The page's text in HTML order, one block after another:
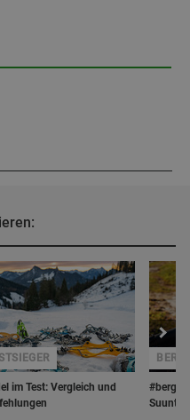
im Test: Vergleich und
Suunto